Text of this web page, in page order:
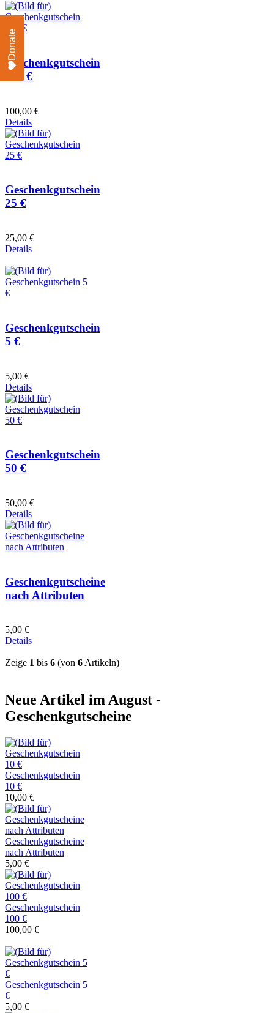
Geschenkgutschein
100 €
100,00 €
Details
Geschenkgutschein
25 €
25,00 €
Details
Geschenkgutschein
5 €
5,00 €
Details
Geschenkgutschein
50 €
50,00 €
Details
Geschenkgutscheine
nach Attributen
5,00 €
Details
Zeige 1 bis 6 (von 6 Artikeln)
Neue Artikel im August -
Geschenkgutscheine
Geschenkgutschein
10 €
10,00 €
Geschenkgutscheine
nach Attributen
5,00 €
Geschenkgutschein
100 €
100,00 €
Geschenkgutschein 5
€
5,00 €
Donate